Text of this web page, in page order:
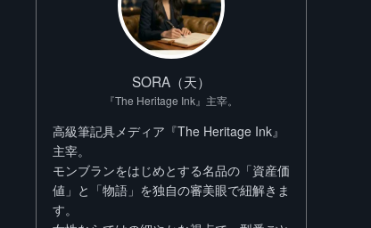
SORA（天）
『The Heritage Ink』主宰。
高級筆記具メディア『The Heritage Ink』
主宰。
モンブランをはじめとする名品の「資産価
値」と「物語」を独自の審美眼で紐解きま
す。